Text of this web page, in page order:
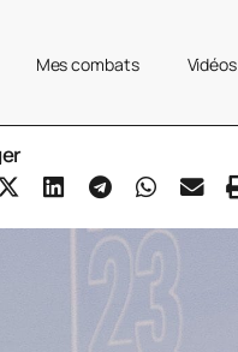
Mes combats Vidéos